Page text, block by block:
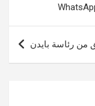
من رئاسة بايدن